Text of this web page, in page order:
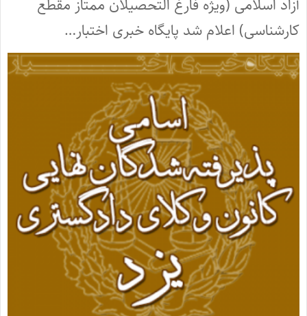
آزاد اسلامی (ویژه فارغ التحصیلان ممتاز مقطع
کارشناسی) اعلام شد پایگاه خبری اختبار…